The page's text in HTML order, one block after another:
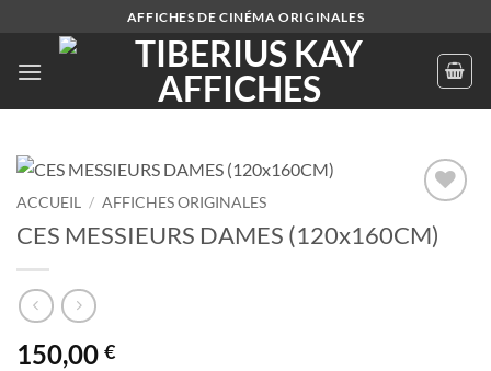
contenu
AFFICHES DE CINÉMA ORIGINALES
Ajouter
à la liste
ACCUEIL / AFFICHES ORIGINALES
CES MESSIEURS DAMES (120x160CM)
150,00 €